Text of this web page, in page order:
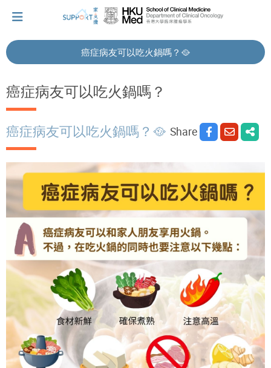
Let's walk together
Cherish every moment; love every day.
Let's take a break!
Tips and Resources
癌症病友可以吃火鍋嗎？
癌症病友可以吃火鍋嗎？🥘
Share
癌症病友可以吃火鍋嗎？🥘